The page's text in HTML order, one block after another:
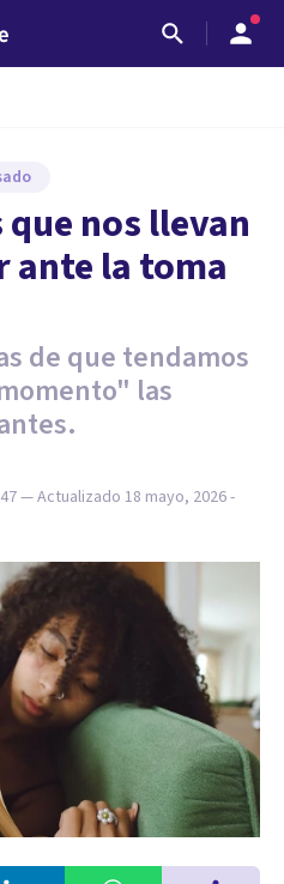
nos llevan
ante la toma
de que tendamos
las
— Actualizado 18 mayo, 2026 -